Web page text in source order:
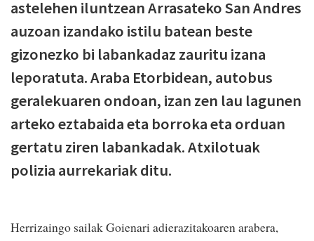
astelehen iluntzean Arrasateko San Andres
auzoan izandako istilu batean beste
gizonezko bi labankadaz zauritu izana
leporatuta. Araba Etorbidean, autobus
geralekuaren ondoan, izan zen lau lagunen
arteko eztabaida eta borroka eta orduan
gertatu ziren labankadak. Atxilotuak
polizia aurrekariak ditu.
Herrizaingo sailak Goienari adierazitakoaren arabera,